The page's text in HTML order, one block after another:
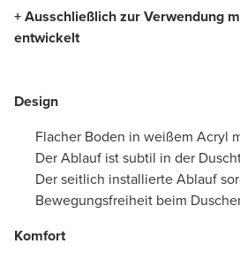
+Ausschließlich zur Verwendung
entwickelt
Design
Flacher Boden in weißem Acryl
Der Ablauf ist subtil in der
Der seitlich installierte Ablauf
Bewegungsfreiheit beim
Komfort